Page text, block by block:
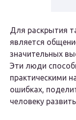
Для раскрытия
является
значительных
Эти люди
практическими
ошибках,
человеку